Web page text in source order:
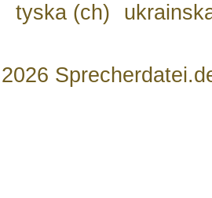
tyska (ch)